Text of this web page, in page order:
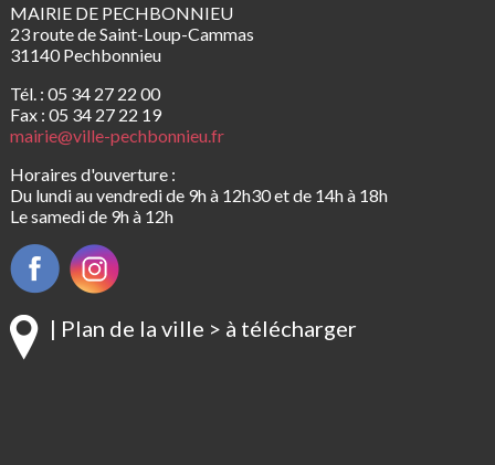
MAIRIE DE PECHBONNIEU
23 route de Saint-Loup-Cammas
31140 Pechbonnieu
Tél. : 05 34 27 22 00
Fax : 05 34 27 22 19
mairie@ville-pechbonnieu.fr
Horaires d'ouverture :
Du lundi au vendredi de 9h à 12h30 et de 14h à 18h
Le samedi de 9h à 12h
| Plan de la ville > à télécharger